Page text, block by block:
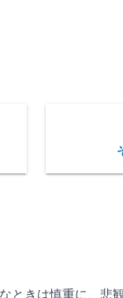
ときは慎重に、悲